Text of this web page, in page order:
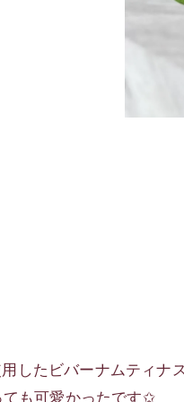
したビバーナムティナ
も可愛かったです✩